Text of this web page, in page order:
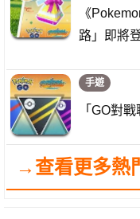
《
路」即將
手遊
「GO對
→查看更多熱